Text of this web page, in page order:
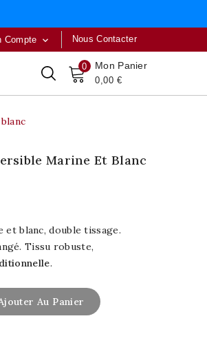
Nous Contacter
Compte 
0 Mon Panier
0,00 €
Marine Et Blanc
blanc, double tissage.
Tissu robuste,
.
Au Panier